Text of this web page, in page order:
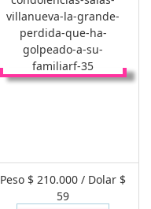
Peso $ 210.000 / Dolar $
59